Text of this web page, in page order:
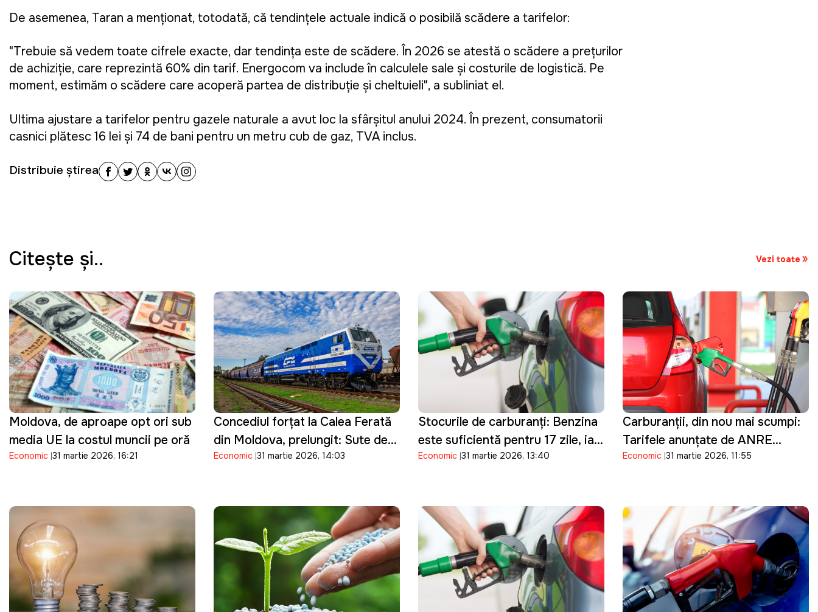
De asemenea, Taran a menționat, totodată, că tendințele actuale indică o posibilă scădere a tarifelor:
"Trebuie să vedem toate cifrele exacte, dar tendința este de scădere. În 2026 se atestă o scădere a prețurilor
de achiziție, care reprezintă 60% din tarif. Energocom va include în calculele sale și costurile de logistică. Pe
moment, estimăm o scădere care acoperă partea de distribuție și cheltuieli", a subliniat el.
Ultima ajustare a tarifelor pentru gazele naturale a avut loc la sfârșitul anului 2024. În prezent, consumatorii
casnici plătesc 16 lei și 74 de bani pentru un metru cub de gaz, TVA inclus.
Distribuie știrea
Citeşte şi.. Vezi toate
Moldova, de aproape opt ori sub
media UE la costul muncii pe oră
Economic 31 martie 2026, 16:21
Concediul forțat la Calea Ferată
din Moldova, prelungit: Sute de
angajați vor reveni la muncă abia
Economic 31 martie 2026, 14:03
Stocurile de carburanți: Benzina
este suficientă pentru 17 zile, iar
motorina pentru șapte zile de
Economic 31 martie 2026, 13:40
Carburanții, din nou mai scumpi:
Tarifele anunţate de ANRE
pentru 1 aprilie
Economic 31 martie 2026, 11:55